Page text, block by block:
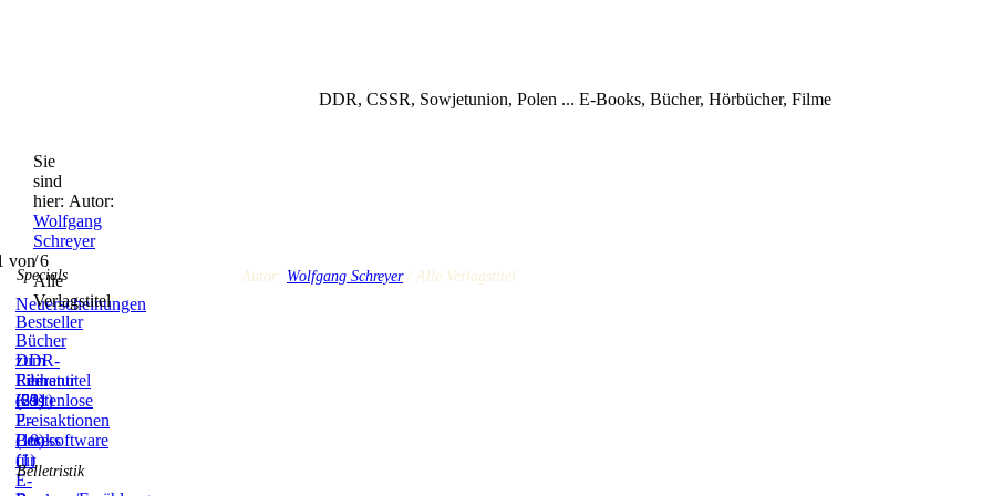
Specials
Neuerscheinungen
Bestseller
Bücher
zum
Film
(59)
DDR-
Literatur
(831)
Reihentitel
(21)
Kostenlose
E-
Books
(1)
Preisaktionen
(10)
Lesesoftware
für
E-
Belletristik
DDR, CSSR, Sowjetunion, Polen ... E-Books, Bücher, Hörbücher, Filme
Sie
sind
hier: Autor:
Wolfgang
Schreyer
/
Alle
Verlagstitel
von 6
Autor: Wolfgang Schreyer/ Alle Verlagstitel